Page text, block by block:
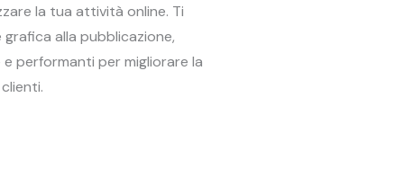
la tua attività online. Ti
alla pubblicazione,
performanti per migliorare la